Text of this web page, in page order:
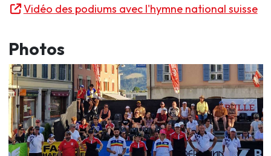
Vidéo des podiums avec l'hymne national suisse
Photos